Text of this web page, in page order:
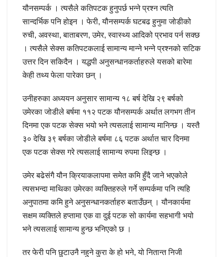
यौनसम्पर्क । त्यसैले कतिपटक हुनुपर्छ भन्ने प्रश्न त्यति
सान्दर्भिक पनि होइन । फेरी, यौनसम्पर्क घटबढ हुनुमा जोडीको
रुची, अवस्था, बाताबरण, उमेर, स्वास्थ्य आदिको प्रभाव पर्न सक्छ
। त्यसैले सेक्स कतिपटकलाई सामान्य मान्ने भन्ने प्रश्नको सटिक
उत्तर दिन सकिदैन । यद्धपी अनुसन्धानकर्ताहरुले यसको बारेमा
केही तथ्य फेला पारेका छन् ।
उनीहरुका अध्ययन अनुसार सामान्य १८ बर्ष देखि २९ बर्षको
उमेरका जोडीले बर्षमा ११२ पटक यौनसम्पर्क अर्थात लगभग तीन
दिनमा एक पटक सेक्स भयो भने त्यसलाई सामान्य मानिन्छ । यस्तै
३० देखि ३९ बर्षका जोडीले बर्षमा ८६ पटक अर्थात चार दिनमा
एक पटक सेक्स गरे त्यसलाई सामान्य रुपमा लिइन्छ ।
उमेर बढेसंगै यौन क्रियाकलापमा समेत कमि हुँदै जाने भएकोले
त्यसभन्दा माथिका उमेरका व्यक्तिहरुले गर्ने सम्पर्कमा पनि त्यहि
अनुपातमा कमि हुने अनुसन्धानकर्ताहरु बताउँछन् । यौनकार्यमा
सक्षम व्यक्तिले हप्तामा एक वा दुई पटक सो कार्यमा सहभागी भयो
भने त्यसलाई सामान्य हुन्छ भनिएको छ ।
तर फेरी पनि छुटाउनै नहुने कुरा के हो भने, यो नितान्त निजी